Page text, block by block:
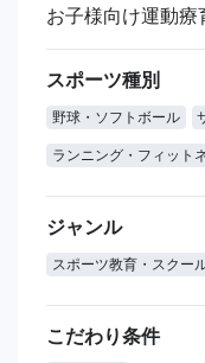
お子様向け運動療
スポーツ種別
野球・ソフトボール
ランニング・フィット
ジャンル
スポーツ教育・スクー
こだわり条件